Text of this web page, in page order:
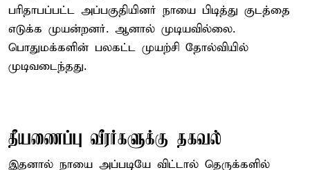
பரிதாபப்பட்ட அப்பகுதியினர் நாயை பிடித்து குடத்தை
எடுக்க முயன்றனர். ஆனால் முடியவில்லை.
பொதுமக்களின் பலகட்ட முயற்சி தோல்வியில்
முடிவடைந்தது.
தீயணைப்பு வீரர்களுக்கு தகவல்
இதனால் நாயை அப்படியே விட்டால் தெருக்களில்